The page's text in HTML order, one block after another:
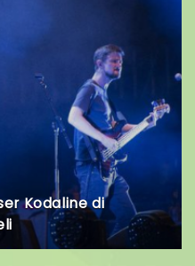
Kodaline di